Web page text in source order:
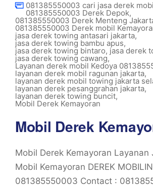
081385550003 cari jasa derek
081385550003 Derek Depok,
081385550003 Derek Menteng
081385550003 Derek mobil
jasa derek towing antasari jakarta,
jasa derek towing bambu apus,
jasa derek towing bintaro, jasa derek
jasa derek towing cawang,
Layanan derek mobil Kedoya
layanan derek mobil ragunan jakarta,
layanan derek mobil towing jakarta
layanan derek pesanggrahan jakarta,
layanan derek towing buncit,
Mobil Derek Kemayoran
Mobil Derek
Mobil Derek Kemayoran Layanan
Mobil Kemayoran DEREK
081385550003 Contact :